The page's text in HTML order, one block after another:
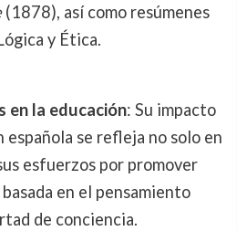
(1878), así como resúmenes
y Ética.
en la educación: Su impacto
española se refleja no solo en
esfuerzos por promover
en el pensamiento
de conciencia.